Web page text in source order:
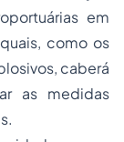
em
como os
caberá
as medidas